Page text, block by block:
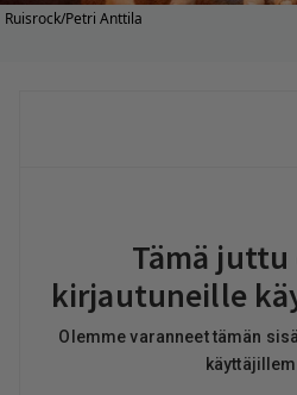
Ruisrock/Petri Anttila